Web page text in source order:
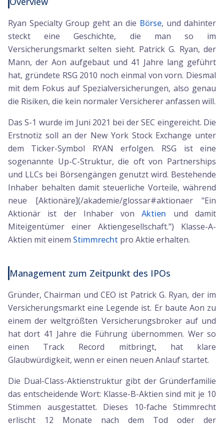
Ryan Specialty Group geht an die Börse, und dahinter
steckt eine Geschichte, die man so im
Versicherungsmarkt selten sieht. Patrick G. Ryan, der
Mann, der Aon aufgebaut und 41 Jahre lang geführt
hat, gründete RSG 2010 noch einmal von vorn. Diesmal
mit dem Fokus auf Spezialversicherungen, also genau
die Risiken, die kein normaler Versicherer anfassen will.
Das S-1 wurde im Juni 2021 bei der SEC eingereicht. Die
Erstnotiz soll an der New York Stock Exchange unter
dem Ticker-Symbol RYAN erfolgen. RSG ist eine
sogenannte Up-C-Struktur, die oft von Partnerships
und LLCs bei Börsengängen genutzt wird. Bestehende
Inhaber behalten damit steuerliche Vorteile, während
neue [Aktionäre](/akademie/glossar#aktionaer "Ein
Aktionär ist der Inhaber vonAktien und damit
Miteigentümer einer Aktiengesellschaft.") Klasse-A-
Aktien mit einem Stimmrecht pro Aktie erhalten.
Management zum Zeitpunkt des IPOs
Gründer, Chairman und CEO ist Patrick G. Ryan, der im
Versicherungsmarkt eine Legende ist. Er baute Aon zu
einem der weltgrößten Versicherungsbroker auf und
hat dort 41 Jahre die Führung übernommen. Wer so
einen Track Record mitbringt, hat klare
Glaubwürdigkeit, wenn er einen neuen Anlauf startet.
Die Dual-Class-Aktienstruktur gibt der Gründerfamilie
das entscheidende Wort: Klasse-B-Aktien sind mit je 10
Stimmen ausgestattet. Dieses 10-fache Stimmrecht
erlischt 12 Monate nach dem Tod oder der